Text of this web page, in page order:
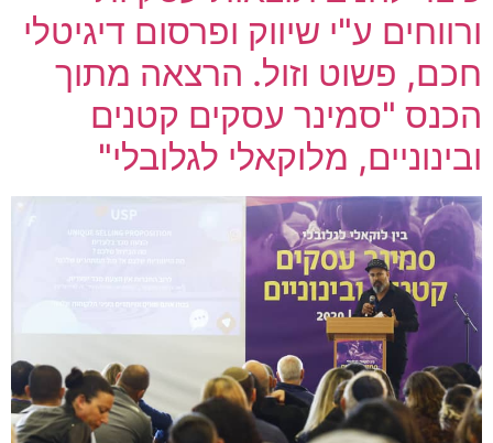
ורווחים ע"י שיווק ופרסום דיגיטלי
חכם, פשוט וזול. הרצאה מתוך
הכנס "סמינר עסקים קטנים
ובינוניים, מלוקאלי לגלובלי"